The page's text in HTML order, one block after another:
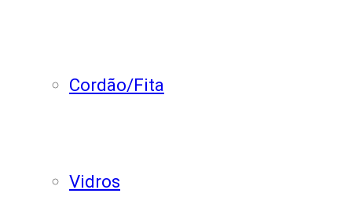
Cordão/Fita
Vidros